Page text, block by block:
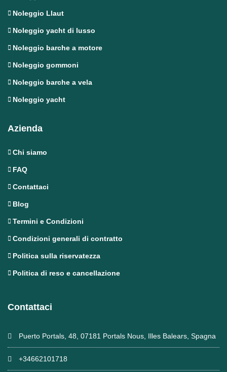
Noleggio Llaut
Noleggio yacht di lusso
Noleggio barche a motore
Noleggio gommoni
Noleggio barche a vela
Noleggio yacht
Azienda
Chi siamo
FAQ
Contattaci
Blog
Termini e Condizioni
Condizioni generali di contratto
Politica sulla riservatezza
Politica di reso e cancellazione
Contattaci
Puerto Portals, 48, 07181 Portals Nous, Illes Balears, Spagna
+34662101718